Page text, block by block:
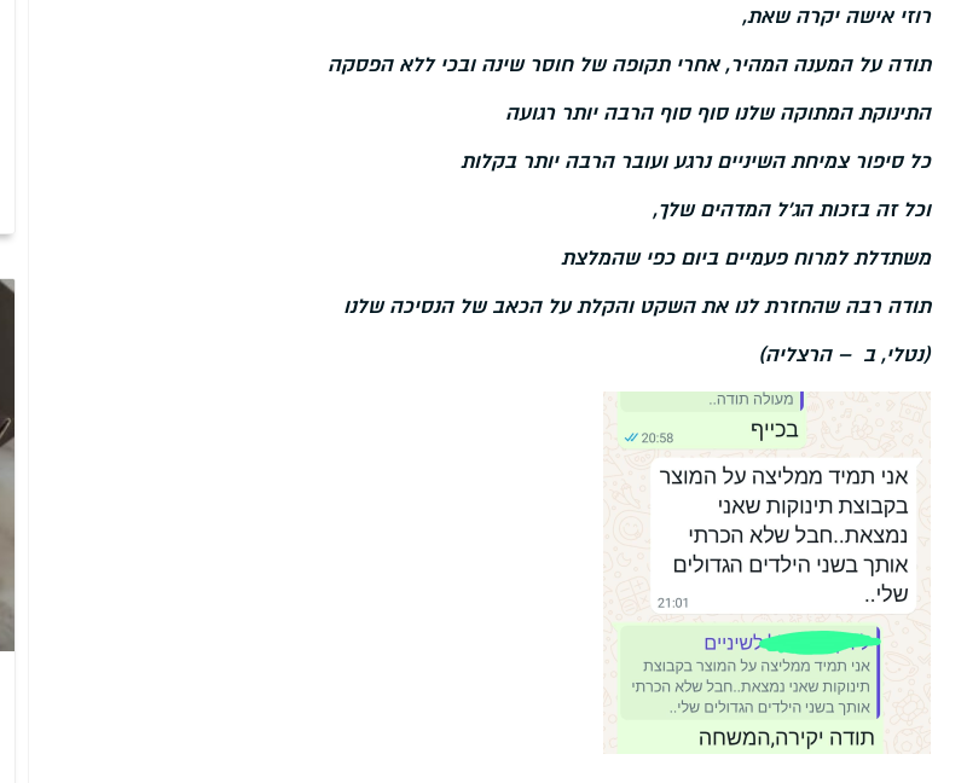
רוזי אישה יקרה שאת,
תודה על המענה המהיר, אחרי תקופה של חוסר שינה ובכי ללא הפסקה
התינוקת המתוקה שלנו סוף סוף הרבה יותר רגועה
כל סיפור צמיחת השיניים נרגע ועובר הרבה יותר בקלות
וכל זה בזכות הג'ל המדהים שלך,
משתדלת למרוח פעמיים ביום כפי שהמלצת
תודה רבה שהחזרת לנו את השקט והקלת על הכאב של הנסיכה שלנו
(נטלי, ב – הרצליה)